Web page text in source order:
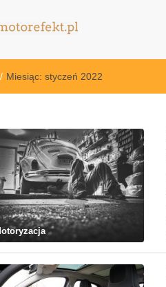
/ Miesiąc: styczeń 2022